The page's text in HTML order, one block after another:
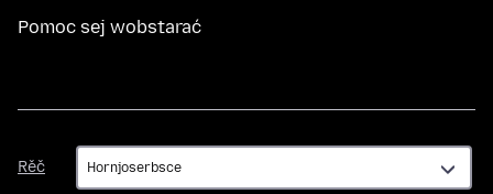
Pomoc sej wobstarać
Rěč
Rěč